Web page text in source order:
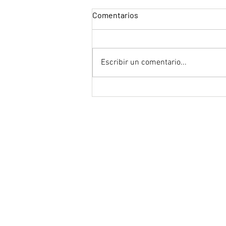
"Mentiras, la serie"
Comentarios
Escribir un comentario...